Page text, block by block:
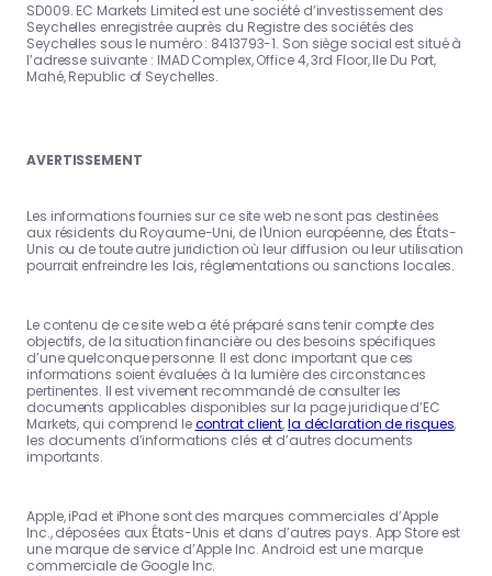
SD009. EC Markets Limited est une société d’investissement des
Seychelles enregistrée auprès du Registre des sociétés des
Seychelles sous le numéro : 8413793-1. Son siège social est situé à
l’adresse suivante : IMAD Complex, Office 4, 3rd Floor, Ile Du Port,
Mahé, Republic of Seychelles.
AVERTISSEMENT
Les informations fournies sur ce site web ne sont pas destinées
aux résidents du Royaume-Uni, de l'Union européenne, des États-
Unis ou de toute autre juridiction où leur diffusion ou leur utilisation
pourrait enfreindre les lois, réglementations ou sanctions locales.
Le contenu de ce site web a été préparé sans tenir compte des
objectifs, de la situation financière ou des besoins spécifiques
d’une quelconque personne. Il est donc important que ces
informations soient évaluées à la lumière des circonstances
pertinentes. Il est vivement recommandé de consulter les
documents applicables disponibles sur la page juridique d’EC
Markets, qui comprend lecontrat client,la déclaration de risques,
les documents d’informations clés et d’autres documents
importants.
Apple, iPad et iPhone sont des marques commerciales d’Apple
Inc., déposées aux États-Unis et dans d’autres pays. App Store est
une marque de service d’Apple Inc. Android est une marque
commerciale de Google Inc.